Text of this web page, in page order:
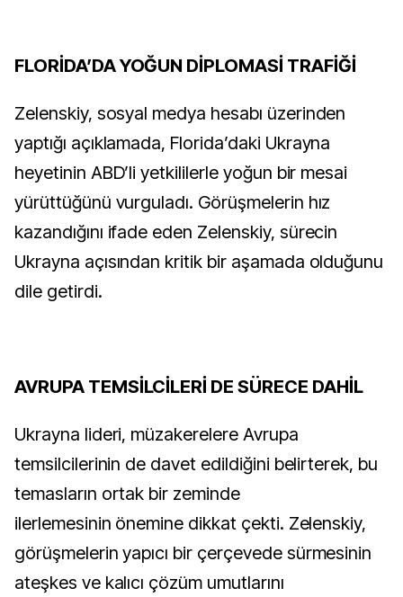
FLORİDA’DA YOĞUN DİPLOMASİ TRAFİĞİ
Zelenskiy, sosyal medya hesabı üzerinden
yaptığı açıklamada, Florida’daki Ukrayna
heyetinin ABD’li yetkililerle yoğun bir mesai
yürüttüğünü vurguladı. Görüşmelerin hız
kazandığını ifade eden Zelenskiy, sürecin
Ukrayna açısından kritik bir aşamada olduğunu
dile getirdi.
AVRUPA TEMSİLCİLERİ DE SÜRECE DAHİL
Ukrayna lideri, müzakerelere Avrupa
temsilcilerinin de davet edildiğini belirterek, bu
temasların ortak bir zeminde
ilerlemesinin önemine dikkat çekti. Zelenskiy,
görüşmelerin yapıcı bir çerçevede sürmesinin
ateşkes ve kalıcı çözüm umutlarını